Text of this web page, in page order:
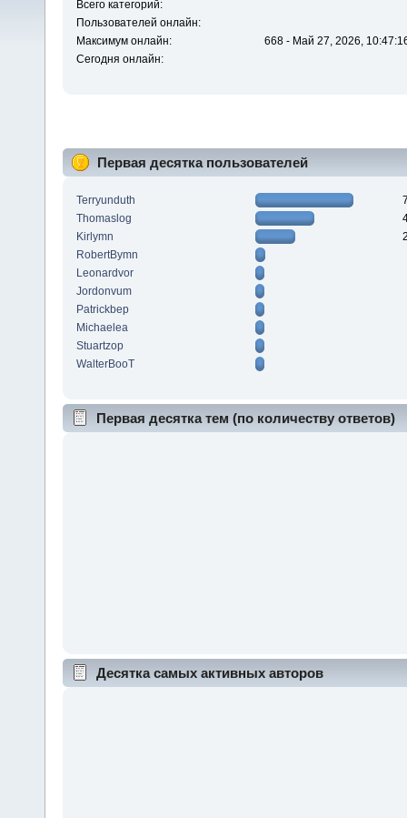
Всего категорий:
Пользователей онлайн:
Максимум онлайн:
668 - Май 27, 2026,
Сегодня онлайн:
Первая десятка пользователей
Terryunduth
Thomaslog
Kirlymn
RobertBymn
Leonardvor
Jordonvum
Patrickbep
Michaelea
Stuartzop
WalterBooT
Первая десятка тем (по количеству ответов)
Десятка самых активных авторов